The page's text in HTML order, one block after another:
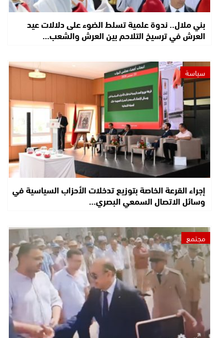
بني ملال.. ندوة علمية تسلط الضوء على دلالات عيد
العرش في ترسيخ التلاحم بين العرش والشعب…
سياسة
إجراء القرعة الخاصة بتوزيع تدخلات الأحزاب السياسية في
وسائل الاتصال السمعي البصري…
مجتمع